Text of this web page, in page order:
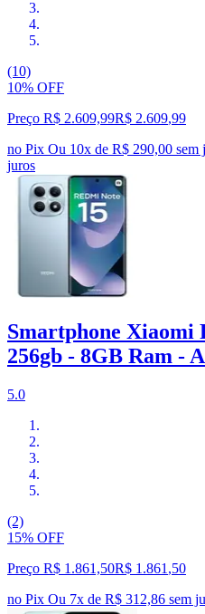
(10)
10% OFF
Preço R$ 2.609,99R$ 2.609,99
no Pix Ou 10x de R$ 290,00 sem
juros
Smartphone Xiaomi
256gb - 8GB Ram -
5.0
(2)
15% OFF
Preço R$ 1.861,50R$ 1.861 ,50
no Pix Ou 7x de R$ 312,86 sem